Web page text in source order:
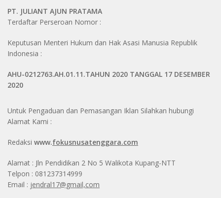
PT. JULIANT AJUN PRATAMA
Terdaftar Perseroan Nomor :
Keputusan Menteri Hukum dan Hak Asasi Manusia Republik
Indonesia :
AHU-0212763.AH.01.11.TAHUN 2020 TANGGAL 17 DESEMBER
2020
Untuk Pengaduan dan Pemasangan Iklan Silahkan hubungi
Alamat Kami :
Redaksi www.fokusnusatenggara.com
Alamat : Jln Pendidikan 2 No 5 Walikota Kupang-NTT
Telpon : 081237314999
Email : jendral17@gmail,com